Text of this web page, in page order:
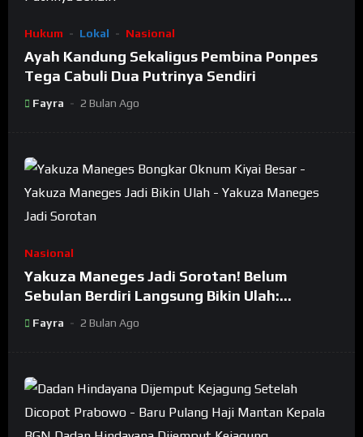
Hukum Lokal Nasional
Ayah Kandung Sekaligus Pembina Ponpes
Tega Cabuli Dua Putrinya Sendiri
Fayra 2 Bulan Ago
Nasional
Yakuza Maneges Jadi Sorotan! Belum
Sebulan Berdiri Langsung Bikin Ulah:
Bongkar Oknum Kiyai Besar
Fayra 2 Bulan Ago